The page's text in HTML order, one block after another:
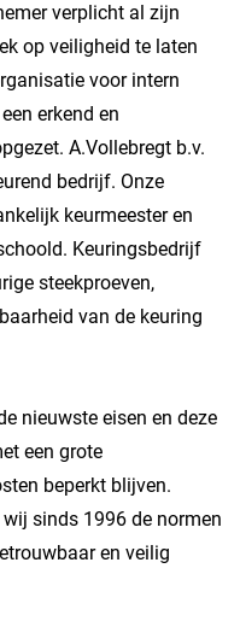
verplicht al zijn
op veiligheid te laten
voor intern
erkend en
A.Vollebregt b.v.
bedrijf. Onze
keurmeester en
Keuringsbedrijf
steekproeven,
van de keuring
nieuwste eisen en deze
een grote
beperkt blijven.
sinds 1996 de normen
en veilig